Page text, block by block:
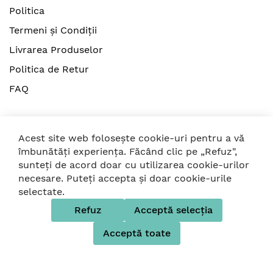
producator;
- Potrivite pentru bebelusi cu varsta de la 0 luni;
- Fabricate 100% in Germania, din materiale de
inalta calitate, fara BPA;
siguranta EN 12586.
Politica
Termeni și Condiții
Livrarea Produselor
Politica de Retur
FAQ
© 2026 Strollers. Toate drepturile rezervate
Acest site web folosește cookie-uri pentru a vă
îmbunătăți experiența. Făcând clic pe „Refuz",
sunteți de acord doar cu utilizarea cookie-urilor
necesare. Puteți accepta și doar cookie-urile
selectate.
Refuz
Acceptă selecția
Acceptă toate